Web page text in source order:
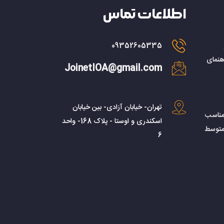
اطلاعات تماس
09352605335
JoinetIOA@gmail.com
تهران- خیابان آزادی- بین خیابان
اسکندری و اوستا - پلاک 168- واحد
6